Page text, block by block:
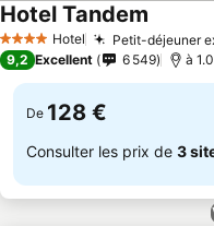
4 Étoiles Hotel Petit-déjeuner
Hotel Tandem
9,2 Excellent 6 549 à
De 128 €
Consulter les prix de 3